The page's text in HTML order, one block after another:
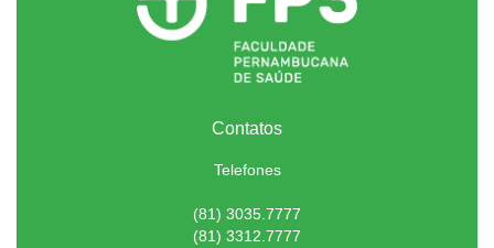
Contatos
Telefones
(81) 3035.7777
(81) 3312.7777